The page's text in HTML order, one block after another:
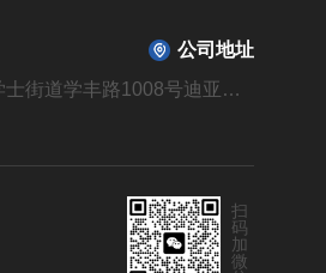
公司地址
湖南省长沙市岳麓区学士街道学丰路1008号迪亚溪谷山庄B310栋104号
扫
码
加
微